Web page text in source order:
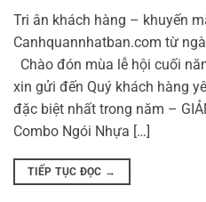
Tri ân khách hàng – khuyến
Canhquannhatban.com từ
Chào đón mùa lễ hội cuối
xin gửi đến Quý khách hàng
đặc biệt nhất trong năm –
Combo Ngói Nhựa […]
TIẾP TỤC ĐỌC →